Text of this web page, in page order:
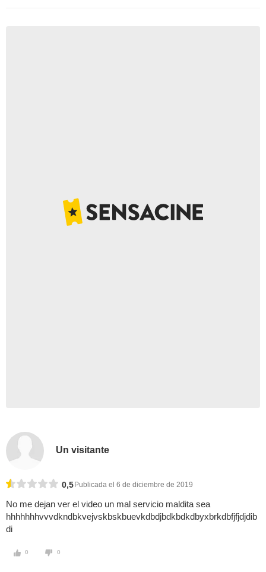
Un visitante
0,5 Publicada el 6 de diciembre de 2019
No me dejan ver el video un mal servicio maldita sea
hhhhhhhvvvdkndbkvejvskbskbuevkdbdjbdkbdkdbyxbrkdbfjfjdjdib
di
0 0